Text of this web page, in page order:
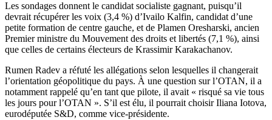
Les sondages donnent le candidat socialiste gagnant, puisqu’il
devrait récupérer les voix (3,4 %) d’Ivailo Kalfin, candidat d’une
petite formation de centre gauche, et de Plamen Oresharski, ancien
Premier ministre du Mouvement des droits et libertés (7,1 %), ainsi
que celles de certains électeurs de Krassimir Karakachanov.
Rumen Radev a réfuté les allégations selon lesquelles il changerait
l’orientation géopolitique du pays. À une question sur l’OTAN, il a
notamment rappelé qu’en tant que pilote, il avait « risqué sa vie tous
les jours pour l’OTAN ». S’il est élu, il pourrait choisir Iliana Iotova,
eurodéputée S&D, comme vice-présidente.